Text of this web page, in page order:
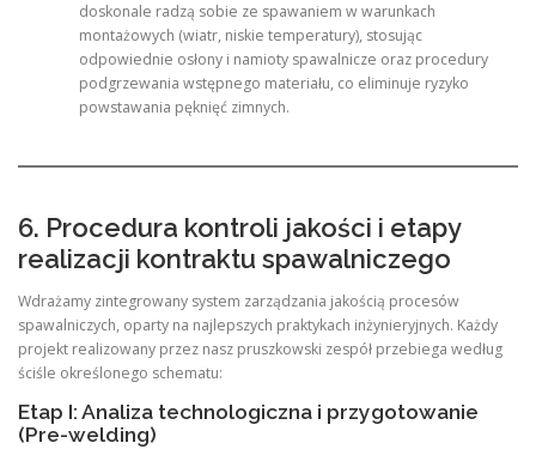
doskonale radzą sobie ze spawaniem w warunkach
montażowych (wiatr, niskie temperatury), stosując
odpowiednie osłony i namioty spawalnicze oraz procedury
podgrzewania wstępnego materiału, co eliminuje ryzyko
powstawania pęknięć zimnych.
6. Procedura kontroli jakości i etapy
realizacji kontraktu spawalniczego
Wdrażamy zintegrowany system zarządzania jakością procesów
spawalniczych, oparty na najlepszych praktykach inżynieryjnych. Każdy
projekt realizowany przez nasz pruszkowski zespół przebiega według
ściśle określonego schematu:
Etap I: Analiza technologiczna i przygotowanie
(Pre-welding)